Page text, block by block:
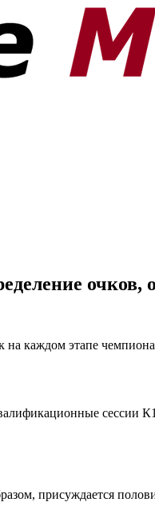
очков,
каждом этапе
сессии
присуждается